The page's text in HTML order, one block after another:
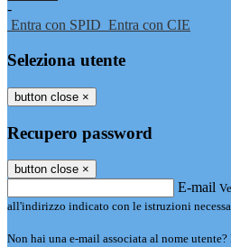
-
Entra con SPID Entra con CIE
Seleziona utente
button close ×
Recupero password
button close ×
E-mail
all'indirizzo indicato con le istruzioni
Non hai una e-mail associata al nome